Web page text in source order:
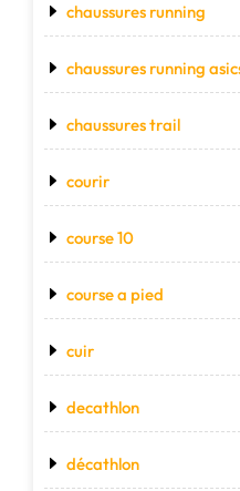
chaussures running
chaussures running
chaussures trail
courir
course 10
course a pied
cuir
decathlon
décathlon